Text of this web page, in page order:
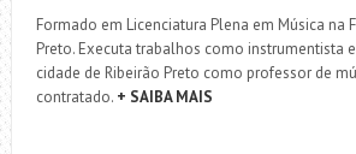
Formado em Licenciatura Plena em Música na
Preto. Executa trabalhos como instrumentista
cidade de Ribeirão Preto como professor de
contratado. + SAIBA MAIS